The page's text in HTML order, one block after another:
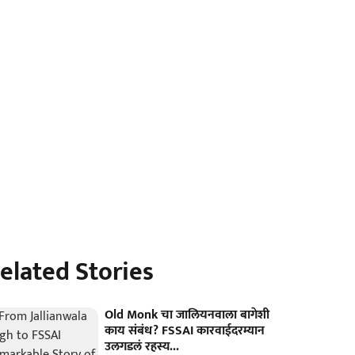
Stories
Old Monk चा जालियनवाला बागेशी
काय संबंध? FSSAI कारवाईदरम्यान
उलगडलं रहस्य...